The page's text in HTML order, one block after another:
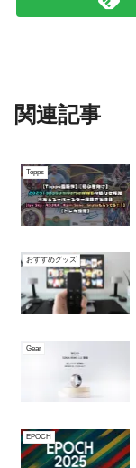
関連記事
Topps
おすすめグッズ
Gear
EPOCH